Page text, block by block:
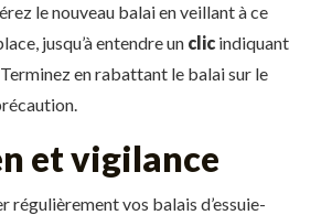
le nouveau balai en veillant à ce
jusqu’à entendre un clic indiquant
Terminez en rabattant le balai sur le
et vigilance
régulièrement vos balais d’essuie-